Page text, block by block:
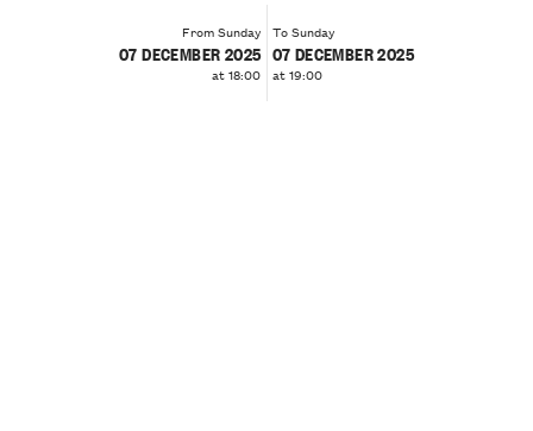
From Sunday
07 DECEMBER 2025
at 18:00
To Sunday
07 DECEMBER 2025
at 19:00